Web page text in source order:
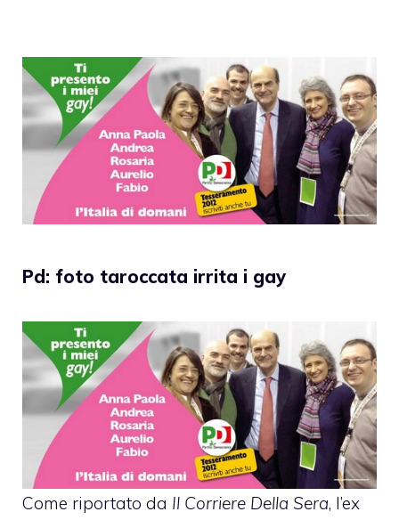
Pd: foto taroccata irrita i gay
Come riportato da Il Corriere Della Sera, l’ex